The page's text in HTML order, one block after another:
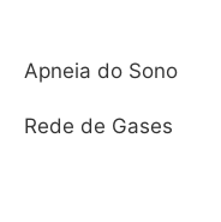
Apneia do Sono
Rede de Gases